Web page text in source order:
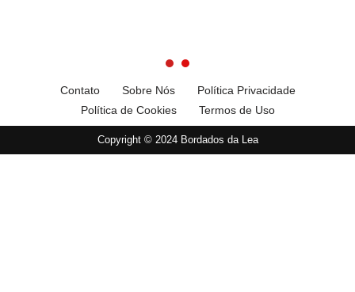
Contato Sobre Nós
Política Privacidade
Política de Cookies
Termos de Uso
Copyright © 2024 Bordados da Lea